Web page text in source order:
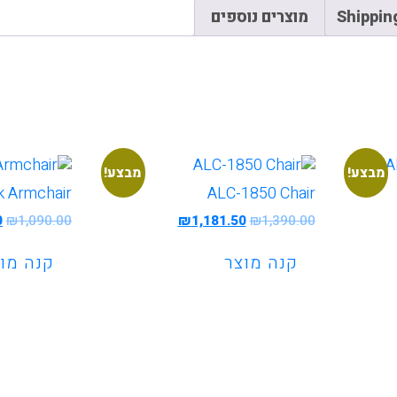
מוצרים נוספים
מבצע! מבצע!
ALC-1850 Chair
₪1,390.00
המחיר
היה:
₪1,390.00.
₪1,181.50
קנה מוצר
Armchair
₪1,090.00
קנה